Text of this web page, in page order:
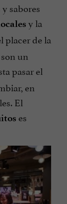
sabores
y la
placer de la
un
pasar el
en
El
es